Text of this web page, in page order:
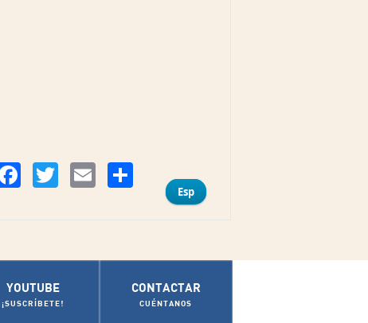
FacebookTwitter Email Compartir
Esp
YOUTUBE
¡SUSCRÍBETE!
CONTACTAR
CUÉNTANOS